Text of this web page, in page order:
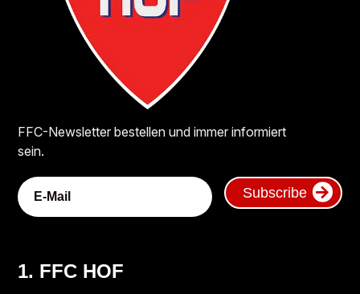
FFC-Newsletter bestellen und immer informiert
sein.
Subscribe
1. FFC HOF